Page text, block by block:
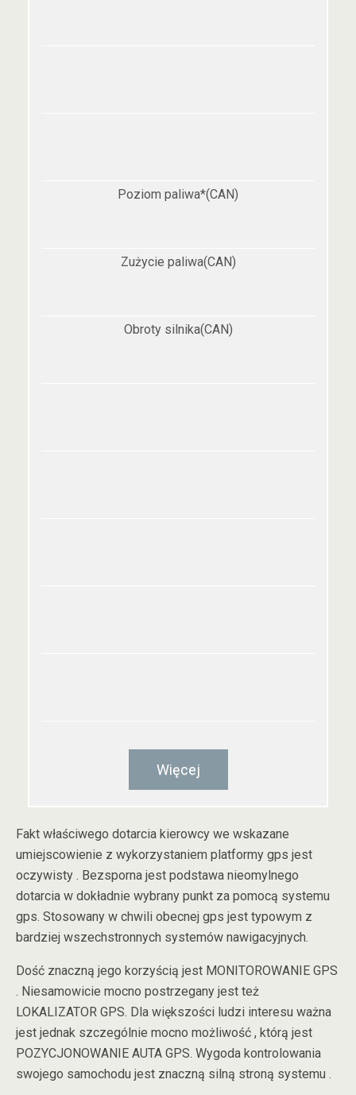
Poziom paliwa*(CAN)
Zużycie paliwa(CAN)
Obroty silnika(CAN)
Więcej
Fakt właściwego dotarcia kierowcy we wskazane
umiejscowienie z wykorzystaniem platformy gps jest
oczywisty . Bezsporna jest podstawa nieomylnego
dotarcia w dokładnie wybrany punkt za pomocą systemu
gps. Stosowany w chwili obecnej gps jest typowym z
bardziej wszechstronnych systemów nawigacyjnych.
Dość znaczną jego korzyścią jest MONITOROWANIE GPS
. Niesamowicie mocno postrzegany jest też
LOKALIZATOR GPS. Dla większości ludzi interesu ważna
jest jednak szczególnie mocno możliwość , którą jest
POZYCJONOWANIE AUTA GPS. Wygoda kontrolowania
swojego samochodu jest znaczną silną stroną systemu .